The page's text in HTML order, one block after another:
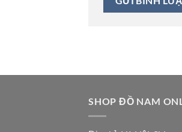
SHOP ĐỒ NAM